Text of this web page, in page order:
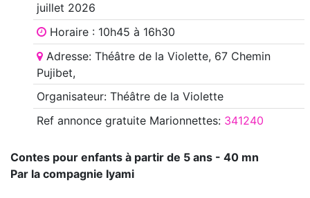
juillet 2026
Horaire : 10h45 à 16h30
Adresse: Théâtre de la Violette, 67 Chemin
Pujibet,
Organisateur: Théâtre de la Violette
Ref annoncegratuite Marionnettes: 341240
Contes pour enfants à partir de 5 ans - 40 mn
Par la compagnie Iyami